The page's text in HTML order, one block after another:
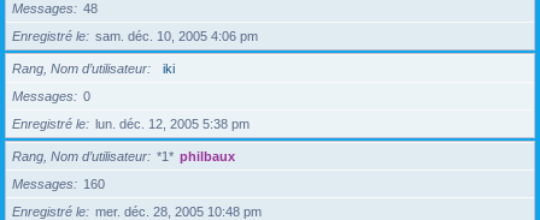
Messages
48
Enregistré le
sam. déc. 10, 2005 4:06 pm
Rang, Nom d’utilisateur
iki
Messages
0
Enregistré le
lun. déc. 12, 2005 5:38 pm
Rang, Nom d’utilisateur *1* philbaux
Messages
160
Enregistré le
mer. déc. 28, 2005 10:48 pm